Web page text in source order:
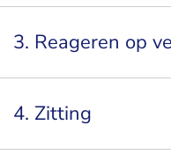
3. Reageren op
4. Zitting